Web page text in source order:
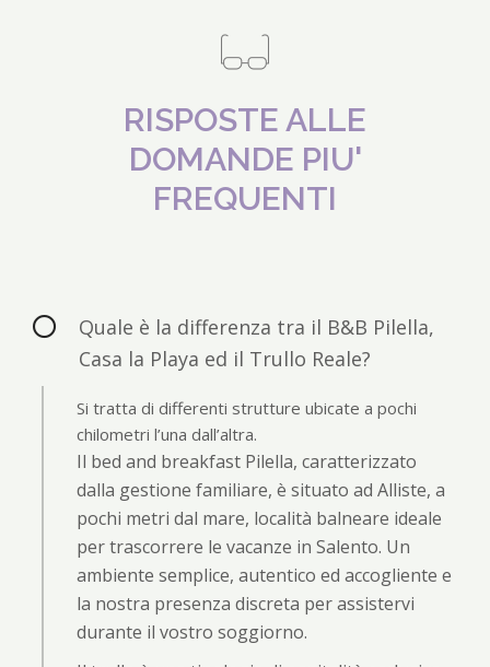
RISPOSTE ALLE
DOMANDE PIU'
FREQUENTI
Quale è la differenza tra il B&B Pilella,
Casa la Playa ed il Trullo Reale?
Si tratta di differenti strutture ubicate a pochi
chilometri l’una dall’altra.
Il bed and breakfast Pilella, caratterizzato
dalla gestione familiare, è situato ad Alliste, a
pochi metri dal mare, località balneare ideale
per trascorrere le vacanze in Salento. Un
ambiente semplice, autentico ed accogliente e
la nostra presenza discreta per assistervi
durante il vostro soggiorno.